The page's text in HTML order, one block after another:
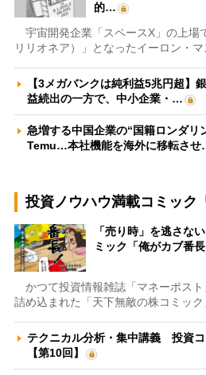
的…
宇宙開発企業「スペースX」の上場
リリオネア）」となったイーロン・
【3メガバンクは純利益5兆円超】
益続出の一方で、中小企業・…
急増する中国企業の“国籍ロンダ
Temu…本社機能を海外に移転さ
投資ノウハウ満載コミック
「売り時」を逃さな
ミック「俺がカブ番
かつて投資情報雑誌「マネーポス
詰め込まれた「天下無敵の株コミッ
テクニカル分析・集中講義 投資コ
【第10回】